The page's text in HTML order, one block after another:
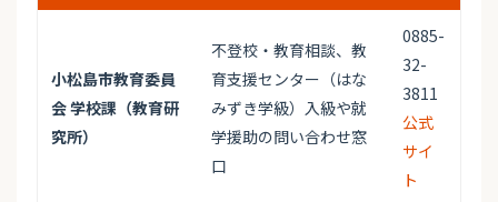
小松島市教育委員
会 学校課（教育研
究所）
不登校・教育相談、教
育支援センター（はな
みずき学級）入級や就
学援助の問い合わせ窓
口
0885-
32-
3811
公式
サイ
ト